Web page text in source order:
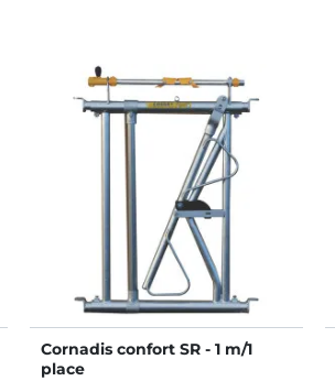
Cornadis confort SR - 1 m/1
place